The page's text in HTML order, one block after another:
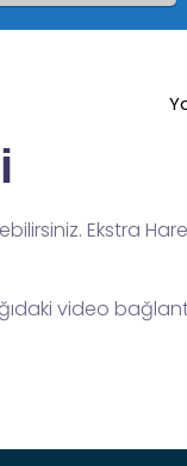
Ekstra
video